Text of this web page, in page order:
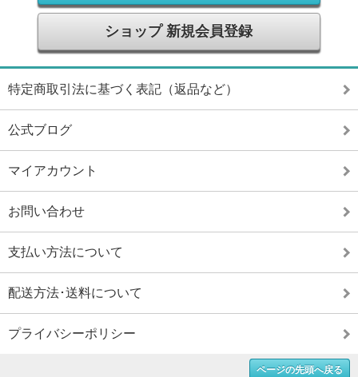
ショップ 新規会員登録
特定商取引法に基づく表記（返品など）
公式ブログ
マイアカウント
お問い合わせ
支払い方法について
配送方法･送料について
プライバシーポリシー
ページの先頭へ戻る